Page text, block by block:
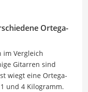
Ortega-
im Vergleich
Gitarren sind
wiegt eine Ortega-
und 4 Kilogramm.